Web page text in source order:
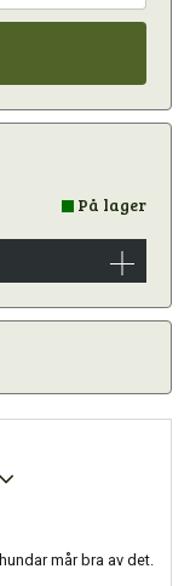
På lager
mår bra av det.